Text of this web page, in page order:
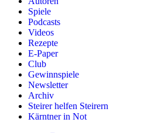
Spiele
Podcasts
Videos
Rezepte
E-Paper
Club
Gewinnspiele
Newsletter
Archiv
Steirer helfen Steirern
Kärntner in Not